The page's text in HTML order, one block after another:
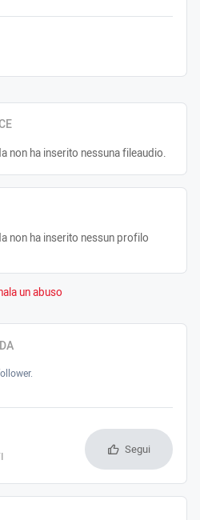
non ha inserito nessuna fileaudio.
non ha inserito nessun profilo
un abuso
Segui